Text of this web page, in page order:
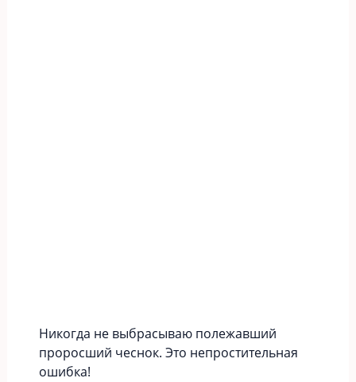
Никогда не выбрасываю полежавший
проросший чеснок. Это непростительная
ошибка!